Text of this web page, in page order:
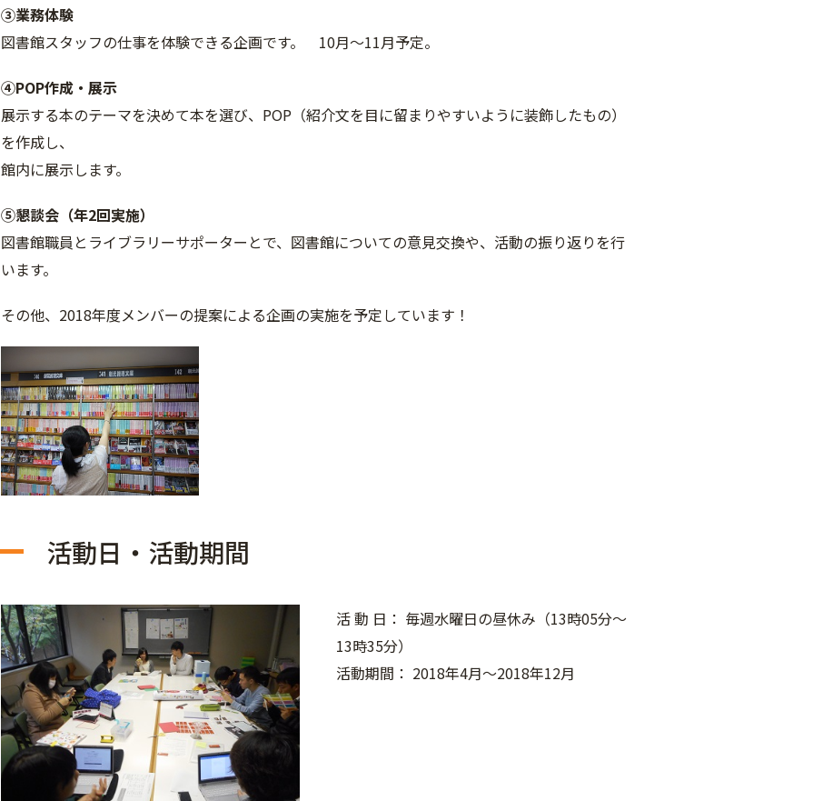
③業務体験
図書館スタッフの仕事を体験できる企画です。 10月～11月予定。
④POP作成・展示
展示する本のテーマを決めて本を選び、POP（紹介文を目に留まりやすいように装飾したもの）
を作成し、
館内に展示します。
⑤懇談会（年2回実施）
図書館職員とライブラリーサポーターとで、図書館についての意見交換や、活動の振り返りを行
います。
その他、2018年度メンバーの提案による企画の実施を予定しています！
活動日・活動期間
活 動 日： 毎週水曜日の昼休み（13時05分～
13時35分）
活動期間： 2018年4月～2018年12月